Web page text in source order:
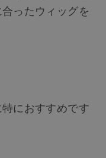
ったウィッグを
におすすめです